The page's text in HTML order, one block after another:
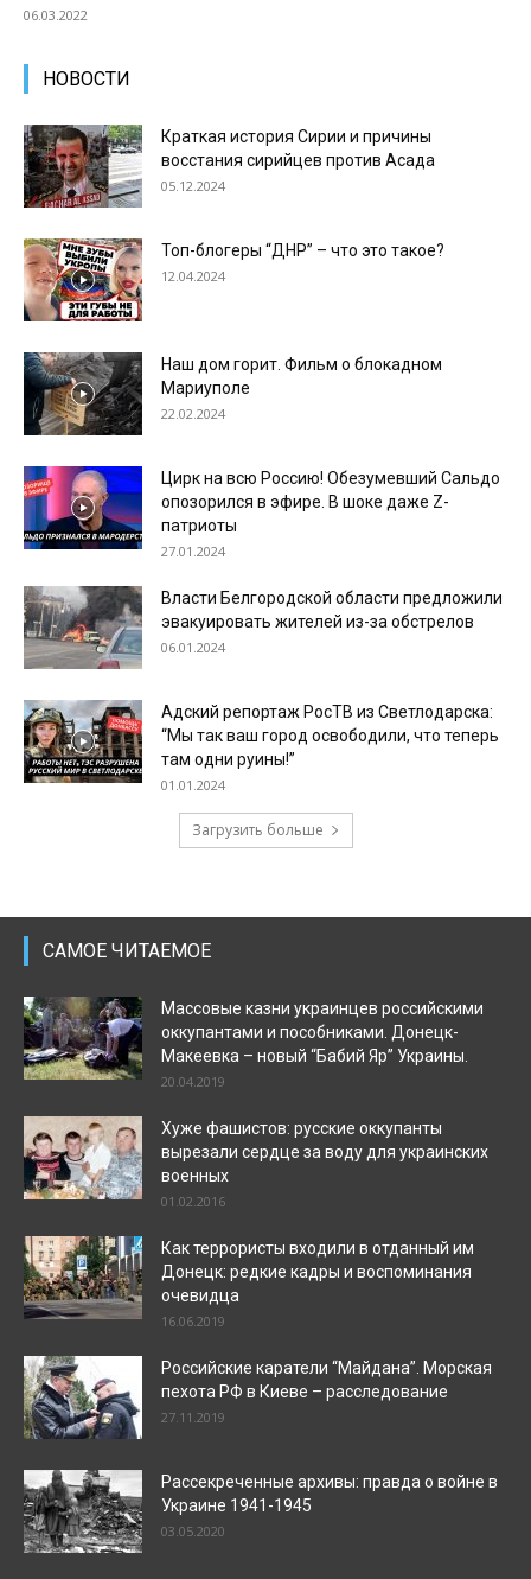
06.03.2022
НОВОСТИ
Краткая история Сирии и причины
восстания сирийцев против Асада
05.12.2024
Топ-блогеры “ДНР” – что это такое?
12.04.2024
Наш дом горит. Фильм о блокадном
Мариуполе
22.02.2024
Цирк на всю Россию! Обезумевший Сальдо
опозорился в эфире. В шоке даже Z-
патриоты
27.01.2024
Власти Белгородской области предложили
эвакуировать жителей из-за обстрелов
06.01.2024
Адский репортаж РосТВ из Светлодарска:
“Мы так ваш город освободили, что теперь
там одни руины!”
01.01.2024
Загрузить больше
САМОЕ ЧИТАЕМОЕ
Массовые казни украинцев российскими
оккупантами и пособниками. Донецк-
Макеевка – новый “Бабий Яр” Украины.
20.04.2019
Хуже фашистов: русские оккупанты
вырезали сердце за воду для украинских
военных
01.02.2016
Как террористы входили в отданный им
Донецк: редкие кадры и воспоминания
очевидца
16.06.2019
Российские каратели “Майдана”. Морская
пехота РФ в Киеве – расследование
27.11.2019
Рассекреченные архивы: правда о войне в
Украине 1941-1945
03.05.2020